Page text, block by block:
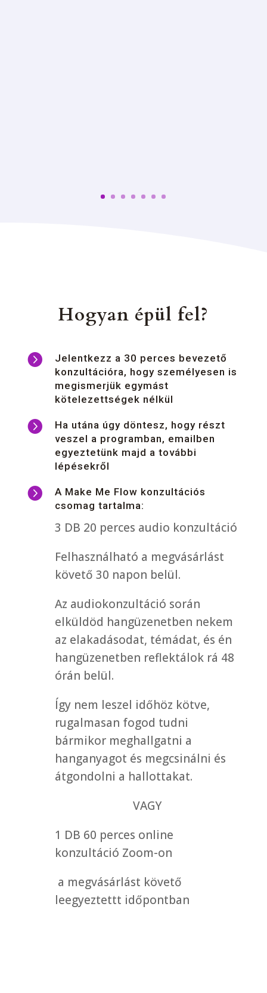
Hogyan épül fel?

Jelentkezz a 30 perces bevezető
konzultációra, hogy személyesen is
megismerjük egymást
kötelezettségek nélkül

Ha utána úgy döntesz, hogy részt
veszel a programban, emailben
egyeztetünk majd a további
lépésekről

A Make Me Flow konzultációs
csomag tartalma:
3 DB 20 perces audio konzultáció
Felhasználható a megvásárlást
követő 30 napon belül.
Az audiokonzultáció során
elküldöd hangüzenetben nekem
az elakadásodat, témádat, és én
hangüzenetben reflektálok rá 48
órán belül.
Így nem leszel időhöz kötve,
rugalmasan fogod tudni
bármikor meghallgatni a
hanganyagot és megcsinálni és
átgondolni a hallottakat.
VAGY
1 DB 60 perces online
konzultáció Zoom-on
a megvásárlást követő
leegyeztettt időpontban